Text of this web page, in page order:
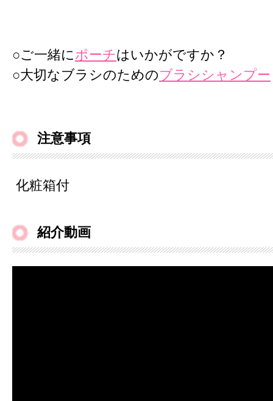
○ご一緒にポーチはいかがですか？
○大切なブラシのためのブラシシャンプー
注意事項
化粧箱付
紹介動画